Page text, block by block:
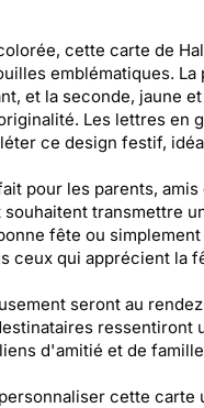
cette carte de
emblématiques.
et la seconde, jaune
Les lettres en
ce design festif,
pour les parents,
transmettre
fête ou
ceux qui apprécient la
seront au
ressentiront
d'amitié et de
cette carte